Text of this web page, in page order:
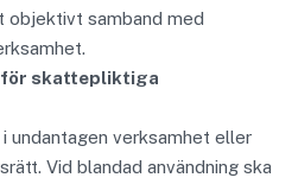
objektivt samband med
för skattepliktiga
undantagen verksamhet eller
Vid blandad användning ska